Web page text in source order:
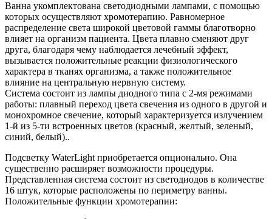
Ванна укомплектована светодиодными лампами, с помощью
которых осуществляют хромотерапию. Равномерное
распределение света широкой цветовой гаммы благотворно
влияет на организм пациента. Цвета плавно сменяют друг
друга, благодаря чему наблюдается лечебный эффект,
вызывается положительные реакции физиологического
характера в тканях организма, а также положительное
влияние на центральную нервную систему.
Система состоит из лампы диодного типа с 2-мя режимами
работы: плавный переход цвета свечения из одного в другой и
монохромное свечение, который характеризуется излучением
1-й из 5-ти встроенных цветов (красный, желтый, зеленый,
синий, белый)..
Подсветку WaterLight приобретается опционально. Она
существенно расширяет возможности процедуры.
Представленная система состоит из светодиодов в количестве
16 штук, которые расположены по периметру ванны.
Положительные функции хромотерапии: